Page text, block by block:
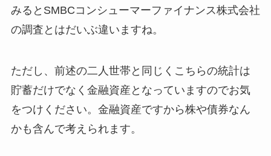
みると SMBCコンシューマーファイナンス株式会社
の調査とはだいぶ違いますね。
ただし、前述の二人世帯と同じくこちらの統計は
貯蓄だけでなく金融資産となっていますのでお気
をつけください。金融資産ですから株や債券なん
かも含んで考えられます。